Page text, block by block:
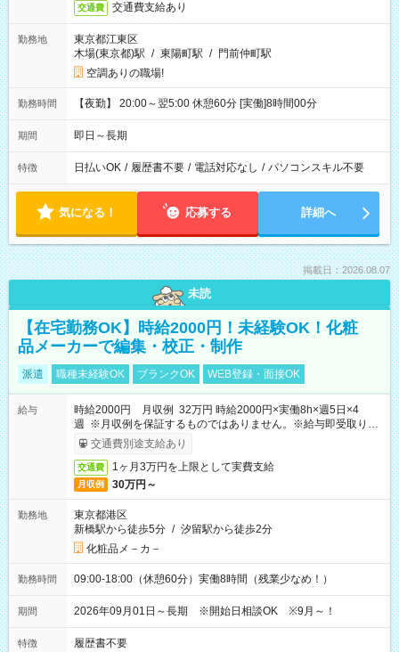
交通費 交通費支給あり
勤務地
東京都江東区
木場(東京都)駅 / 東陽町駅 / 門前仲町駅
空調ありの職場!
勤務時間 【夜勤】 20:00～翌5:00 休憩60分 [実働]8時間00分
期間 即日～長期
特徴 日払いOK / 履歴書不要 / 電話対応なし / パソコンスキル不要
気になる！ 応募する 詳細へ
掲載日：2026.08.07
未読
【在宅勤務OK】時給2000円！未経験OK！化粧
品メーカーで編集・校正・制作
派遣 職種未経験OK ブランクOK WEB登録・面接OK
給与
時給2000円 月収例 32万円 時給2000円×実働8h×週5日×4
週 ※月収例を保証するものではありません。※給与即受取りサ
ービス利用可（利用条件有）
交通費別途支給あり
交通費 1ヶ月3万円を上限として実費支給
月収例 30万円～
勤務地
東京都港区
新橋駅から徒歩5分 / 汐留駅から徒歩2分
化粧品メ－カ－
勤務時間 09:00-18:00（休憩60分）実働8時間（残業少なめ！）
期間 2026年09月01日～長期 ※開始日相談OK ※9月～！
特徴 履歴書不要